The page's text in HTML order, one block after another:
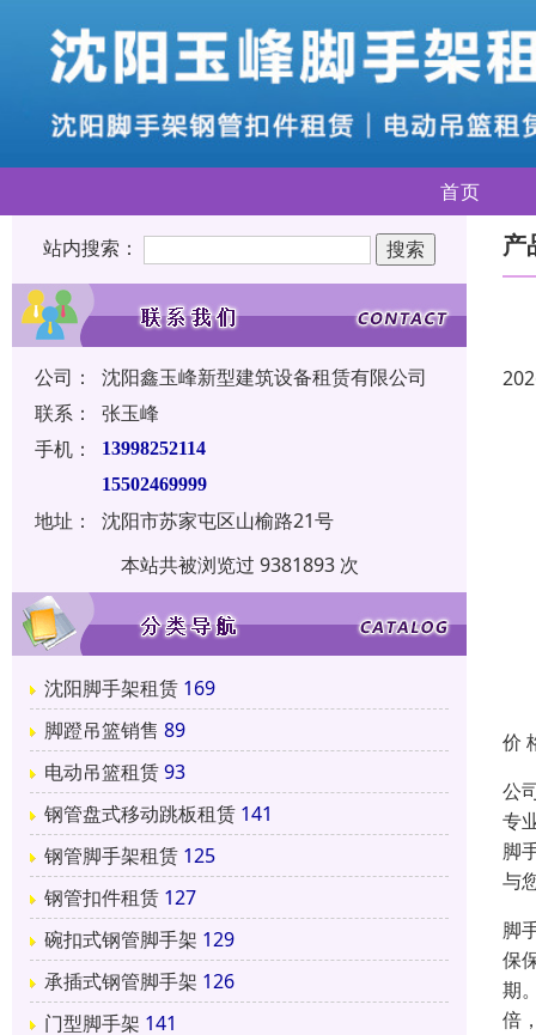
首页
站内搜索：
公司：
沈阳鑫玉峰新型建筑设备租赁有限公司
联系：
张玉峰
手机：
13998252114
15502469999
地址：
沈阳市苏家屯区山榆路21号
本站共被浏览过 9381893 次
沈阳脚手架租赁 169
脚蹬吊篮销售 89
电动吊篮租赁93
钢管盘式移动跳板租赁 141
钢管脚手架租赁 125
钢管扣件租赁 127
碗扣式钢管脚手架 129
承插式钢管脚手架 126
门型脚手架 141
产
价
公
专
脚
与
脚
保
期
倍